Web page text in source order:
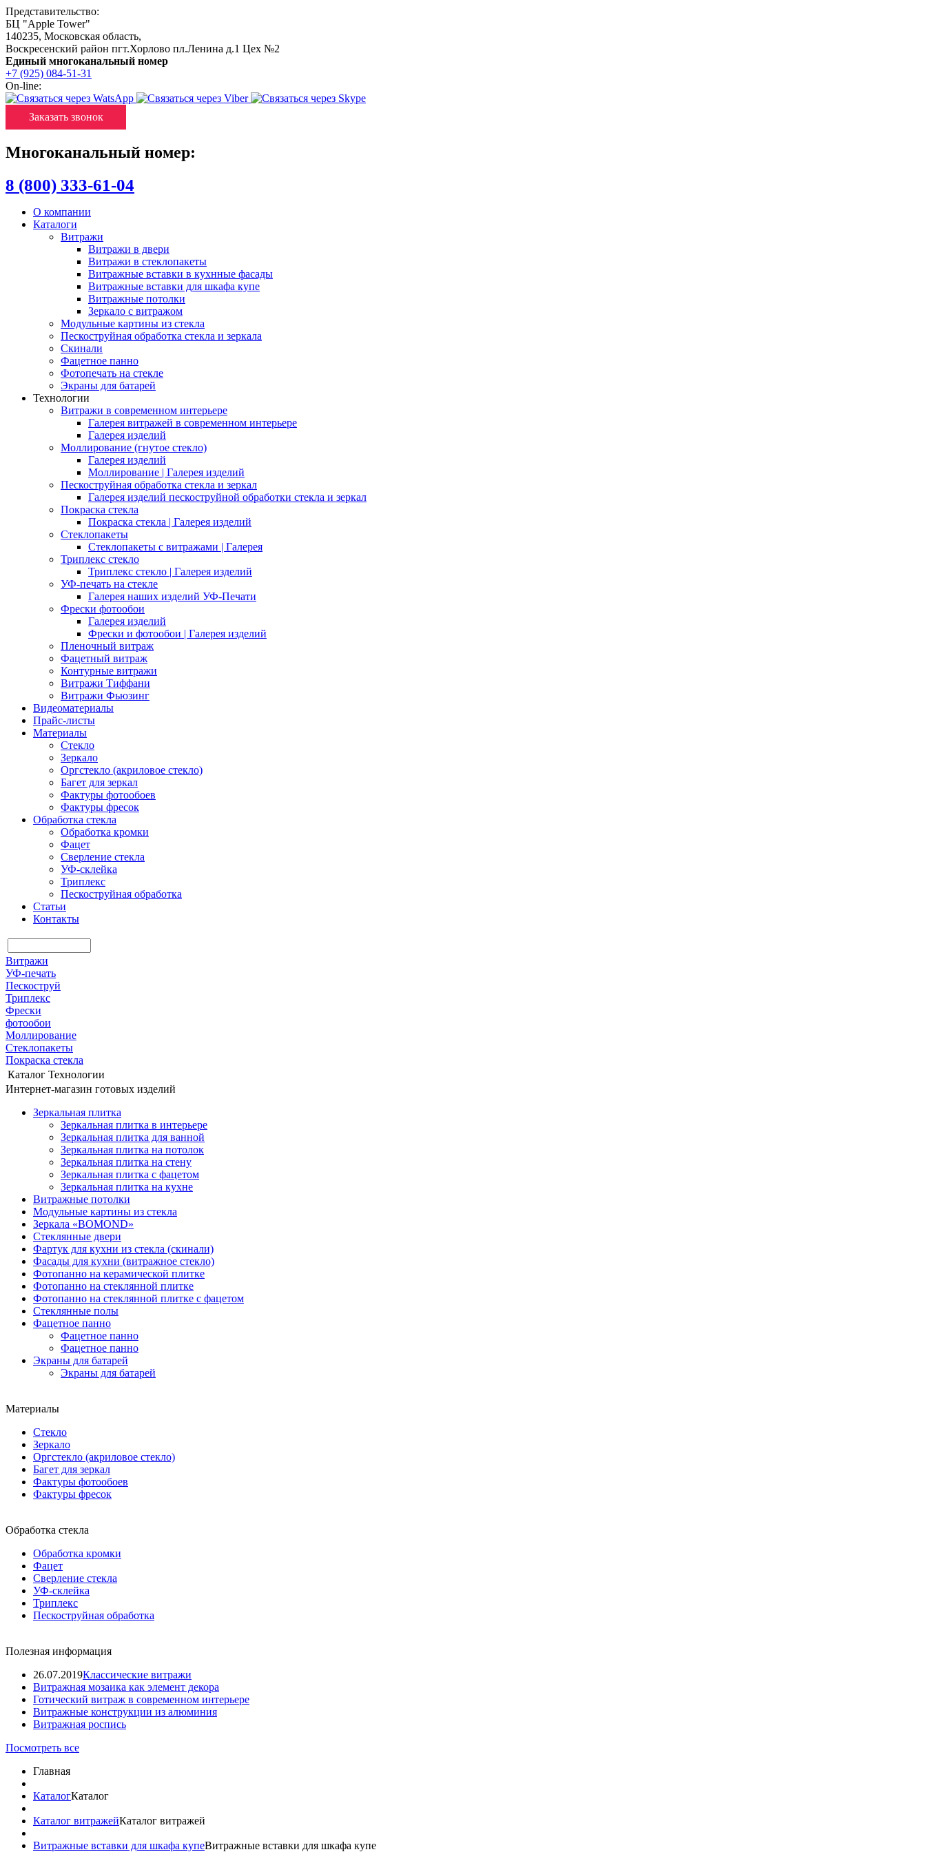
Представительство:
БЦ "Apple Tower"
140235, Московская область,
Воскресенский район пгт.Хорлово пл.Ленина д.1 Цех №2
Единый многоканальный номер
+7 (925) 084-51-31
On-line:
Заказать звонок
Многоканальный номер:
8 (800) 333-61-04
О компании
Каталоги
Витражи
Витражи в двери
Витражи в стеклопакеты
Витражные вставки в кухнные фасады
Витражные вставки для шкафа купе
Витражные потолки
Зеркало с витражом
Модульные картины из стекла
Пескоструйная обработка стекла и зеркала
Скинали
Фацетное панно
Фотопечать на стекле
Экраны для батарей
Технологии
Витражи в современном интерьере
Галерея витражей в современном интерьере
Галерея изделий
Моллирование (гнутое стекло)
Галерея изделий
Моллирование | Галерея изделий
Пескоструйная обработка стекла и зеркал
Галерея изделий пескоструйной обработки стекла и зеркал
Покраска стекла
Покраска стекла | Галерея изделий
Стеклопакеты
Стеклопакеты с витражами | Галерея
Триплекс стекло
Триплекс стекло | Галерея изделий
УФ-печать на стекле
Галерея наших изделий УФ-Печати
Фрески фотообои
Галерея изделий
Фрески и фотообои | Галерея изделий
Пленочный витраж
Фацетный витраж
Контурные витражи
Витражи Тиффани
Витражи Фьюзинг
Видеоматериалы
Прайс-листы
Материалы
Стекло
Зеркало
Оргстекло (акриловое стекло)
Багет для зеркал
Фактуры фотообоев
Фактуры фресок
Обработка стекла
Обработка кромки
Фацет
Сверление стекла
УФ-склейка
Триплекс
Пескоструйная обработка
Статьи
Контакты
Витражи
УФ-печать
Пескоструй
Триплекс
Фрески
фотообои
Моллирование
Стеклопакеты
Покраска стекла
Каталог Технологии
Интернет-магазин готовых изделий
Зеркальная плитка
Зеркальная плитка в интерьере
Зеркальная плитка для ванной
Зеркальная плитка на потолок
Зеркальная плитка на стену
Зеркальная плитка с фацетом
Зеркальная плитка на кухне
Витражные потолки
Модульные картины из стекла
Зеркала «BOMOND»
Стеклянные двери
Фартук для кухни из стекла (скинали)
Фасады для кухни (витражное стекло)
Фотопанно на керамической плитке
Фотопанно на стеклянной плитке
Фотопанно на стеклянной плитке с фацетом
Стеклянные полы
Фацетное панно
Фацетное панно
Фацетное панно
Экраны для батарей
Экраны для батарей
Материалы
Стекло
Зеркало
Оргстекло (акриловое стекло)
Багет для зеркал
Фактуры фотообоев
Фактуры фресок
Обработка стекла
Обработка кромки
Фацет
Сверление стекла
УФ-склейка
Триплекс
Пескоструйная обработка
Полезная информация
26.07.2019Классические витражи
Витражная мозаика как элемент декора
Готический витраж в современном интерьере
Витражные конструкции из алюминия
Витражная роспись
Посмотреть все
Главная
КаталогКаталог
Каталог витражейКаталог витражей
Витражные вставки для шкафа купеВитражные вставки для шкафа купе